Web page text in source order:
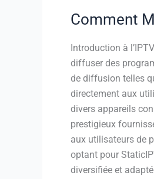
Comment
Introduction à
diffuser des
de diffusion telles
directement aux
divers appareils
prestigieux
aux utilisateurs de
optant pour
diversifiée et